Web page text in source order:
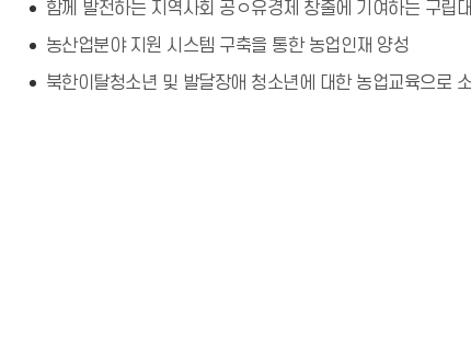
함께 발전하는 지역사회 공ㅇ유경제 창출에 기여하는 구립
농산업분야 지원 시스템 구축을 통한 농업인재 양성
북한이탈청소년 및 발달장애 청소년에 대한 농업교육으로